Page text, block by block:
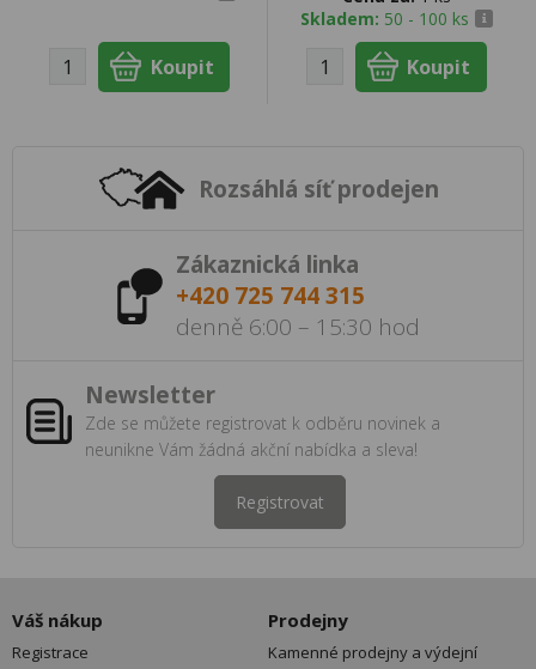
Skladem: 50 - 100 ks
Rozsáhlá síť prodejen
Zákaznická linka
+420 725 744 315
denně 6:00 – 15:30 hod
Newsletter
Zde se můžete registrovat k odběru novinek a
neunikne Vám žádná akční nabídka a sleva!
Registrovat
Váš nákup
Registrace
Prodejny
Kamenné prodejny a výdejní